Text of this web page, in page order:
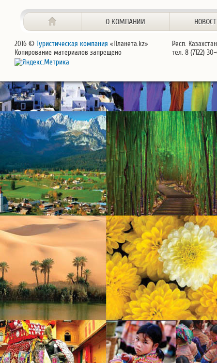
О КОМПАНИИ
2016 © Туристическая компания «Планета.kz»
Копирование материалов запрещено
Респ.
тел. 8 (7122)